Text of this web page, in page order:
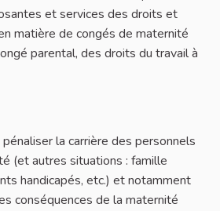
et services des droits et
matière de congés de maternité
parental, des droits du travail à
la carrière des personnels
(et autres situations : famille
handicapés, etc.) et notamment
conséquences de la maternité